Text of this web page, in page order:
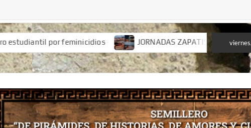
JORNADAS ZAPATISTAS «Justicia para Samir y
JORNADAS ZAPATISTAS «Justicia para Samir y